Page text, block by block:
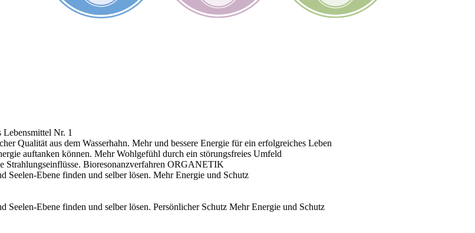
Nr. 1
Qualität aus dem Wasserhahn. Mehr und bessere Energie für ein erfolgreiches Leben
auftanken können. Mehr Wohlgefühl durch ein störungsfreies Umfeld
Strahlungseinflüsse. Bioresonanzverfahren ORGANETIK
Ebene finden und selber lösen. Mehr Energie und Schutz
Ebene finden und selber lösen. Persönlicher Schutz Mehr Energie und Schutz